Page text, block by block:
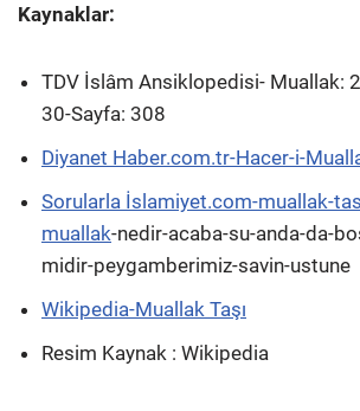
Kaynaklar:
TDV İslâm Ansiklopedisi- Muallak:
30-Sayfa: 308
Diyanet Haber.com.tr-Hacer-i-
Sorularla İslamiyet.com-muallak-
muallak-nedir-acaba-su-anda-da-
midir-peygamberimiz-savin-ustune
Wikipedia-Muallak Taşı
Resim Kaynak : Wikipedia